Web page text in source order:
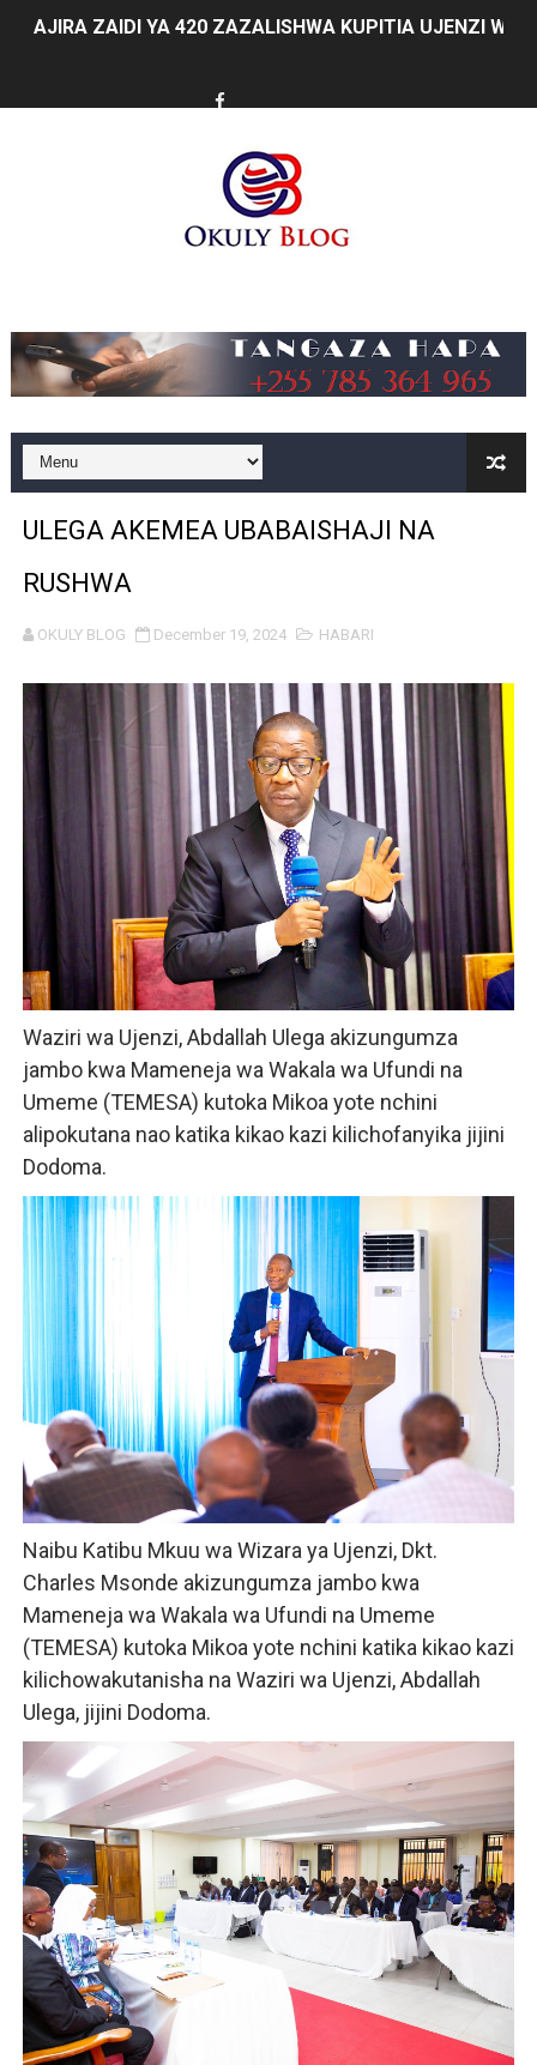
AJIRA ZAIDI YA 420 ZAZALISHWA KUPITIA UJENZI WA
KILA KILO INAYOPOTEA NI SHILINGI INAYOPOTEA -
HABARI ZILIZOPEWA UZITO WA JUU KATIKA
FCC YAIMARISHA ELIMU YA USHINDANI NA ULINZI WA
Prof. Kabudi ahimiza matumizi ya teknolojia za kisasa
MTWALE AITAKA TARURA IENDELEE KUTOA
RAIS SAMIA AIPONGEZA TADB KUWA MDHAMINI
REA YAPELEKA FURSA YA MKOPO NAFUU WA
Msajili wa Hazina ateta na Rais wa Benki ya Biashara
MHANDISI SWEDI: NANENANE NI FURSA YA
TEKNOLOJIA YA NYUKLIA: MSAADA MKUBWA KATIKA
WMA YAPONGEZWA KWA KUANZISHA KLABU ZA
TBS Yaendelea kutoa elimu ya uthibitishaji ubora wa
TACAIDS YASISITIZA KINGA DHIDI YA UKIMWI KULINDA
LONDO: KUONGEZA THAMANI YA MAZAO NDIO NJIA
WRRB YAJA NA UBUNIFU KWENYE ZAO LA PARACHICHI
HABARI ZILIZOPEWA UZITO WA JUU KATIKA
WMA YAMUAHIDI MKUU WA WILAYA YA IRAMBA
ULEGA AKEMEA UBABAISHAJI NA
RUSHWA
OKULY BLOG December 19, 2024 HABARI
Waziri wa Ujenzi, Abdallah Ulega akizungumza
jambo kwa Mameneja wa Wakala wa Ufundi na
Umeme (TEMESA) kutoka Mikoa yote nchini
alipokutana nao katika kikao kazi kilichofanyika jijini
Dodoma.
Naibu Katibu Mkuu wa Wizara ya Ujenzi, Dkt.
Charles Msonde akizungumza jambo kwa
Mameneja wa Wakala wa Ufundi na Umeme
(TEMESA) kutoka Mikoa yote nchini katika kikao kazi
kilichowakutanisha na Waziri wa Ujenzi, Abdallah
Ulega, jijini Dodoma.